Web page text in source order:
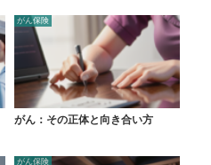
がん保険
がん：その正体と向き合い方
がん保険